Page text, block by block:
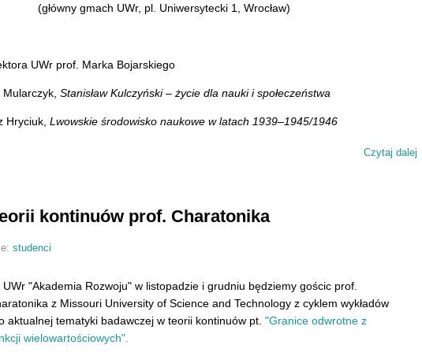
(główny gmach UWr, pl. Uniwersytecki 1, Wrocław)
UWr prof. Marka Bojarskiego
Stanisław Kulczyński – życie dla nauki i społeczeństwa
Hryciuk, Lwowskie środowisko naukowe w latach 1939–1945/1946
Czytaj dalej
kontinuów prof. Charatonika
studenci
"Akademia Rozwoju" w listopadzie i grudniu będziemy gościc prof.
z Missouri University of Science and Technology z cyklem wykładów
aktualnej tematyki badawczej w teorii kontinuów pt. "Granice odwrotne z
wielowartościowych".